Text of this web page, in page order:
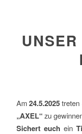
Am24.5.2025treten
„AXEL“zu
Sichert euch ein